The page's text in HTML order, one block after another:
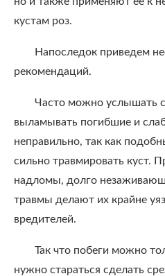
кустам роз.
Напоследок приведем
рекомендаций.
Часто можно услышать
выламывать погибшие и
неправильно, так как
сильно травмировать куст.
надломы, долго
травмы делают их крайне
вредителей.
Так что побеги можно
нужно стараться сделать